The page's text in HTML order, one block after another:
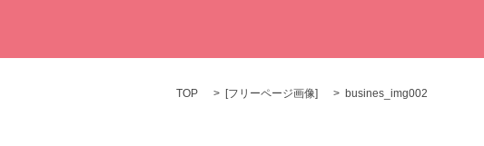
TOP [フリーページ画像] busines_img002